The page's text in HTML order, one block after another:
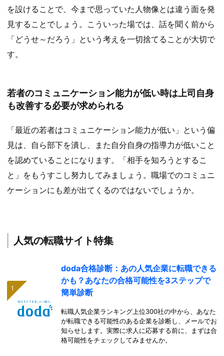
を設けることで、今まで思っていた人物像とは違う面を発
見することでしょう。こういった場では、話を聞く前から
「どうせ～だろう」という考えを一切捨てることが大切で
す。
若者のコミュニケーション能力が低い時は上司自身
も改善する必要が求められる
「最近の若者はコミュニケーション能力が低い」という偏
見は、自ら部下を潰し、また自分自身の指導力が低いこと
を認めていることになります。「相手を知ろうとするこ
と」をもうすこし努力してみましょう。職場でのコミュニ
ケーションにも差が出てくるのではないでしょうか。
人気の転職サイト特集
doda合格診断：あの人気企業に転職できる
かも？あなたの合格可能性を3ステップで
簡単診断
転職人気企業ランキング上位300社の中から、あなた
が転職できる可能性のある企業を診断し、メールでお
知らせします。実際に求人に応募する前に、まずは合
格可能性をチェックしてみませんか。